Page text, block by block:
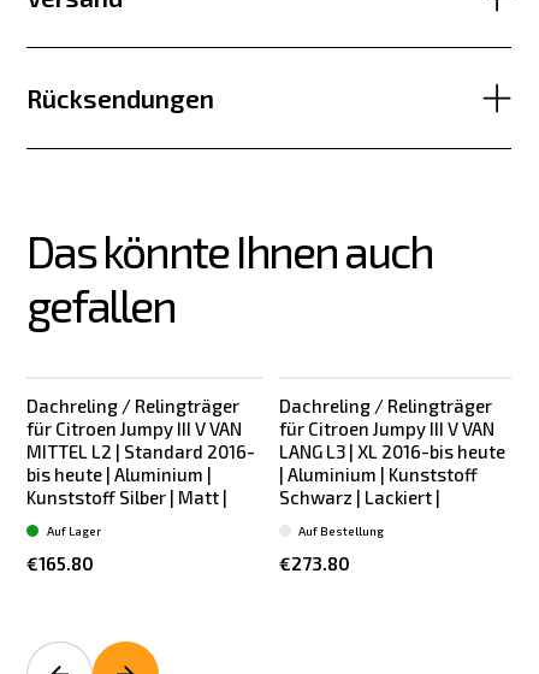
Rücksendungen
Das könnte Ihnen auch
gefallen
Dachreling / Relingträger
für Citroen Jumpy III V VAN
MITTEL L2 | Standard 2016-
bis heute | Aluminium |
Kunststoff Silber | Matt |
€165.80
Auf Lager
Dachreling / Relingträger
für Citroen Jumpy III V VAN
LANG L3 | XL 2016-bis heute
| Aluminium | Kunststoff
Schwarz | Lackiert |
€273.80
Auf Bestellung